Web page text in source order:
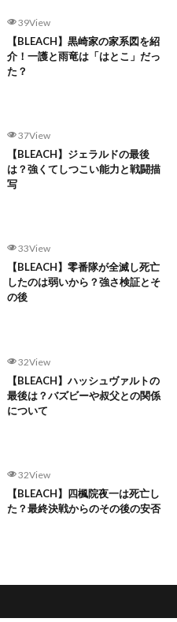
39View
【BLEACH】黒崎家の家系図を紹
介！一護と雨竜は「はとこ」だっ
た？
37View
【BLEACH】ジェラルドの最後
は？強くてしつこい能力と戦闘描
写
33View
【BLEACH】零番隊が全滅し死亡
したのは弱いから？強さ検証とそ
の後
32View
【BLEACH】ハッシュヴァルトの
最後は？バズビーや叔父との関係
について
32View
【BLEACH】四楓院夜一は死亡し
た？最終決戦からのその後の安否